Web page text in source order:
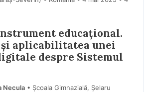
educațional.
și aplicabilitatea unei
despre Sistemul
Necula• Școala Gimnazială, Șelaru